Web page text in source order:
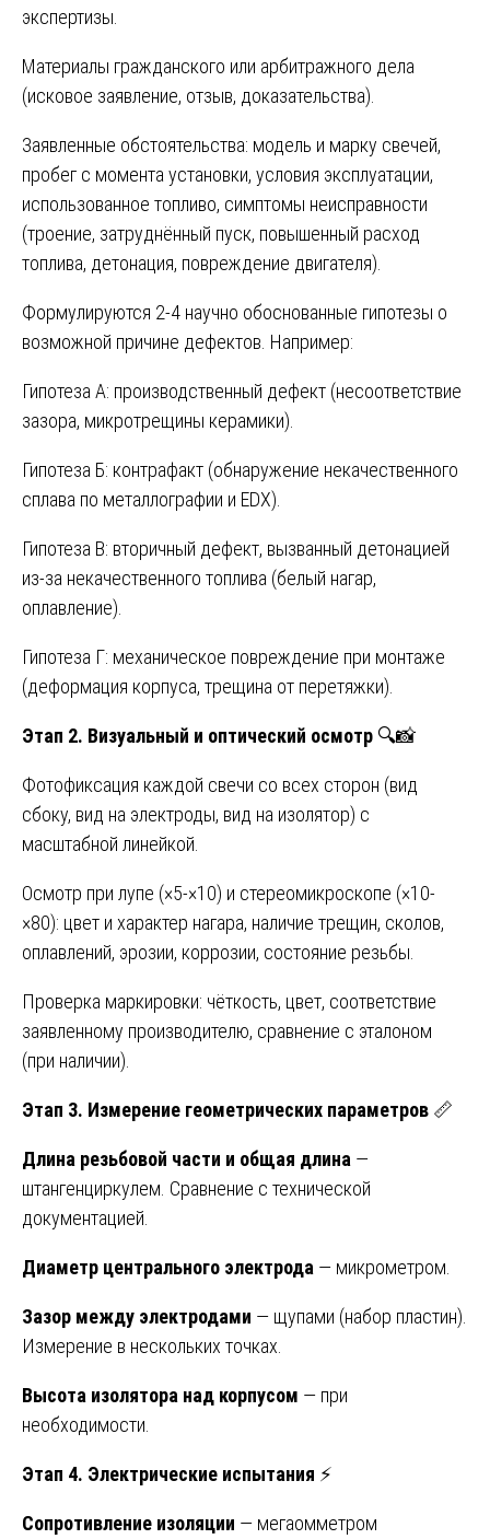
экспертизы.
Материалы гражданского или арбитражного дела
(исковое заявление, отзыв, доказательства).
Заявленные обстоятельства: модель и марку свечей,
пробег с момента установки, условия эксплуатации,
использованное топливо, симптомы неисправности
(троение, затруднённый пуск, повышенный расход
топлива, детонация, повреждение двигателя).
Формулируются 2-4 научно обоснованные гипотезы о
возможной причине дефектов. Например:
Гипотеза А: производственный дефект (несоответствие
зазора, микротрещины керамики).
Гипотеза Б: контрафакт (обнаружение некачественного
сплава по металлографии и EDX).
Гипотеза В: вторичный дефект, вызванный детонацией
из-за некачественного топлива (белый нагар,
оплавление).
Гипотеза Г: механическое повреждение при монтаже
(деформация корпуса, трещина от перетяжки).
Этап 2. Визуальный и оптический осмотр 🔍📸
Фотофиксация каждой свечи со всех сторон (вид
сбоку, вид на электроды, вид на изолятор) с
масштабной линейкой.
Осмотр при лупе (×5-×10) и стереомикроскопе (×10-
×80): цвет и характер нагара, наличие трещин, сколов,
оплавлений, эрозии, коррозии, состояние резьбы.
Проверка маркировки: чёткость, цвет, соответствие
заявленному производителю, сравнение с эталоном
(при наличии).
Этап 3. Измерение геометрических параметров 📏
Длина резьбовой части и общая длина —
штангенциркулем. Сравнение с технической
документацией.
Диаметр центрального электрода — микрометром.
Зазор между электродами — щупами (набор пластин).
Измерение в нескольких точках.
Высота изолятора над корпусом — при
необходимости.
Этап 4. Электрические испытания ⚡
Сопротивление изоляции — мегаомметром